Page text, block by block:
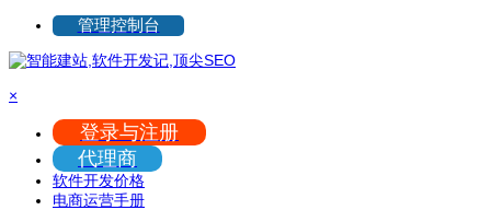
管理控制台
×
登录与注册
代理商
软件开发价格
电商运营手册